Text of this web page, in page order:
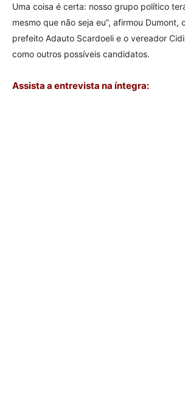
Uma coisa é certa: nosso grupo político
mesmo que não seja eu”, afirmou Dumont,
prefeito Adauto Scardoeli e o vereador
como outros possíveis candidatos.
Assista a entrevista na íntegra: